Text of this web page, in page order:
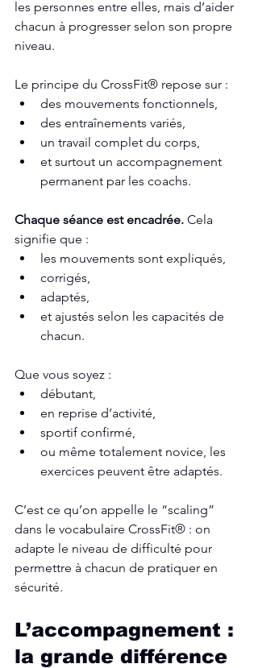
les personnes entre elles, mais d’aider
chacun à progresser selon son propre
niveau.
Le principe du CrossFit® repose sur :
des mouvements fonctionnels,
des entraînements variés,
un travail complet du corps,
et surtout un accompagnement
permanent par les coachs.
Chaque séance est encadrée. Cela
signifie que :
les mouvements sont expliqués,
corrigés,
adaptés,
et ajustés selon les capacités de
chacun.
Que vous soyez :
débutant,
en reprise d’activité,
sportif confirmé,
ou même totalement novice, les
exercices peuvent être adaptés.
C’est ce qu’on appelle le “scaling”
dans le vocabulaire CrossFit® : on
adapte le niveau de difficulté pour
permettre à chacun de pratiquer en
sécurité.
L’accompagnement :
la grande différence